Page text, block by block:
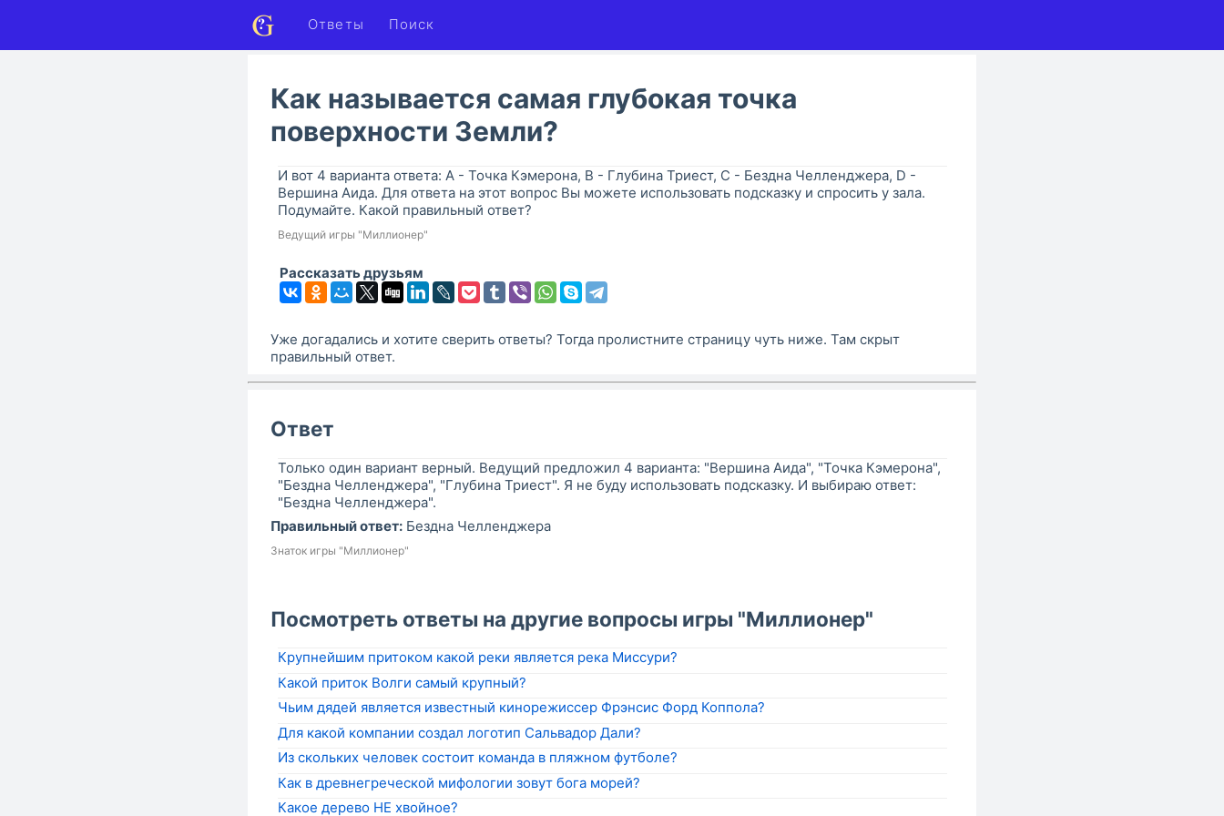
Ответы Поиск
Как называется самая глубокая точка
поверхности Земли?
И вот 4 варианта ответа: A - Точка Кэмерона, B - Глубина Триест, C - Бездна Челленджера, D -
Вершина Аида. Для ответа на этот вопрос Вы можете использовать подсказку и спросить у зала.
Подумайте. Какой правильный ответ?
Ведущий игры "Миллионер"
Рассказать друзьям
Уже догадались и хотите сверить ответы? Тогда пролистните страницу чуть ниже. Там скрыт
правильный ответ.
Ответ
Только один вариант верный. Ведущий предложил 4 варианта: "Вершина Аида", "Точка Кэмерона",
"Бездна Челленджера", "Глубина Триест". Я не буду использовать подсказку. И выбираю ответ:
"Бездна Челленджера".
Правильный ответ: Бездна Челленджера
Знаток игры "Миллионер"
Посмотреть ответы на другие вопросы игры "Миллионер"
Крупнейшим притоком какой реки является река Миссури?
Какой приток Волги самый крупный?
Чьим дядей является известный кинорежиссер Фрэнсис Форд Коппола?
Для какой компании создал логотип Сальвадор Дали?
Из скольких человек состоит команда в пляжном футболе?
Как в древнегреческой мифологии зовут бога морей?
Какое дерево НЕ хвойное?